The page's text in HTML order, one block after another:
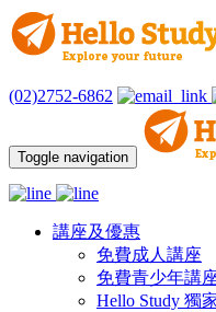
(02)2752-6862
Toggle navigation
講座及優惠
免費成人講座
免費青少年講
Hello Study 獨